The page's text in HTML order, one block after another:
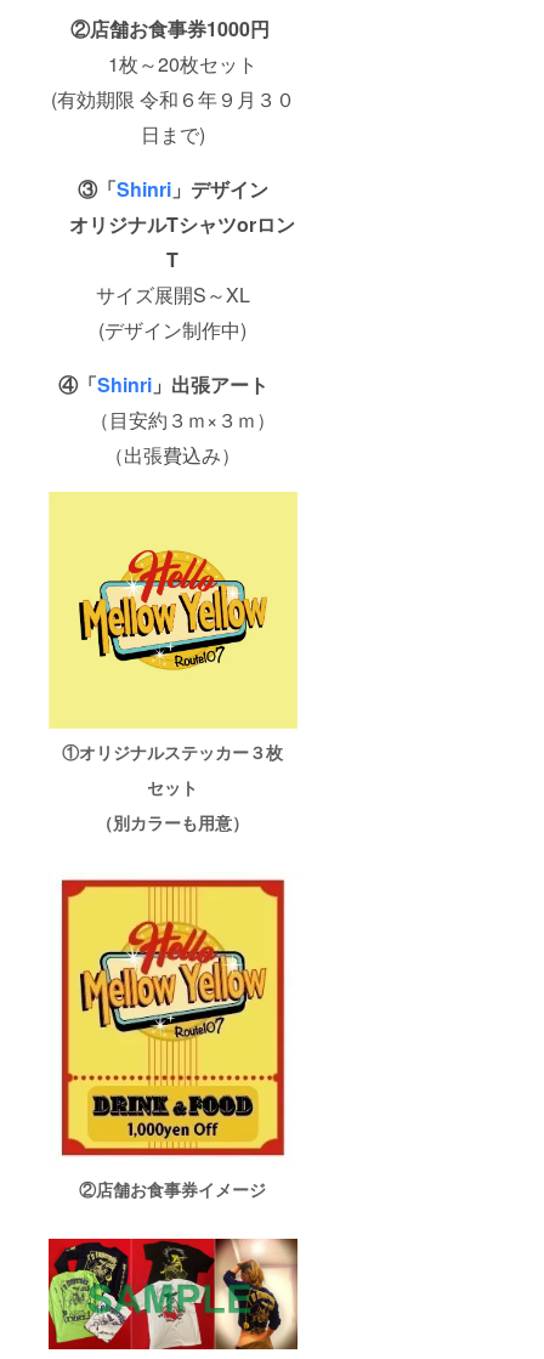
②店舗お食事券1000円
1枚～20枚セット
(有効期限 令和６年９月３０
日まで)
③「Shinri」デザイン
オリジナルTシャツorロン
T
サイズ展開S～XL
(デザイン制作中)
④「Shinri」出張アート
（目安約３ｍ×３ｍ）
（出張費込み）
①オリジナルステッカー３枚
セット
（別カラーも用意）
②店舗お食事券イメージ